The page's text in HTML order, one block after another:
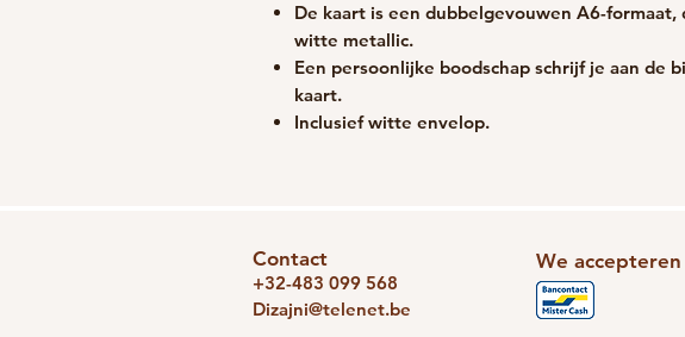
De kaart is een dubbelgevouwen A6-formaat,
witte metallic.
Een persoonlijke boodschap schrijf je aan de
kaart.
Inclusief witte envelop.
Contact
+32-483 099 568
Dizajni@telenet.be
We accepteren